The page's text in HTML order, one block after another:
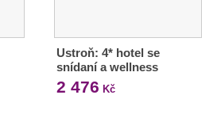
Ustroň: 4* hotel se
snídaní a wellness
2 476 Kč